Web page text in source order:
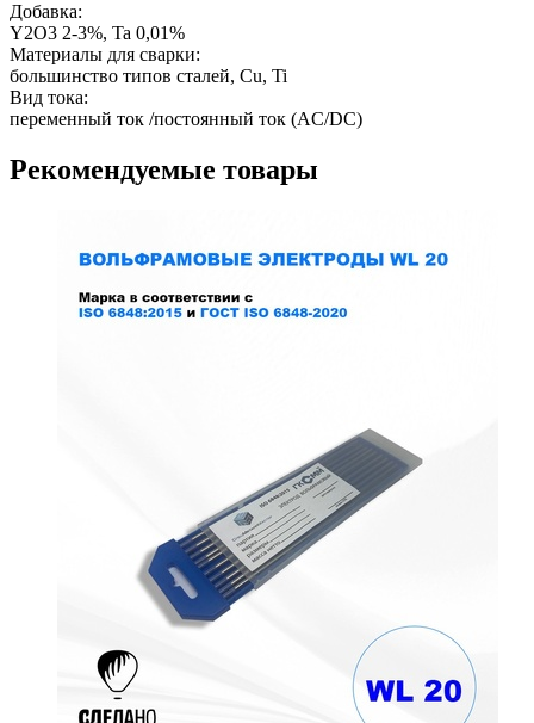
Добавка:
Y2O3 2-3%, Ta 0,01%
Материалы для сварки:
большинство типов сталей, Cu, Ti
Вид тока:
переменный ток /постоянный ток (AC/DC)
Рекомендуемые товары